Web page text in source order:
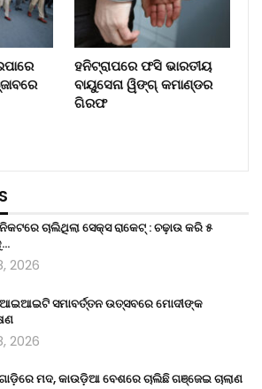
ହନିଟ୍ରାପରେ ଫସି ଭାରତୀୟ
ବାୟୁସେନା ୱିଙ୍ଗ୍ କମାଣ୍ଡର
ଗିରଫ
ନିକଟରେ ଚାଲିଥିଲା ସେକ୍ସ ରାକେଟ୍ : ଚଢ଼ାଉ କରି ୫
2026
ସମାବର୍ତ୍ତନ ଉତ୍ସବରେ ମୋଦୀଙ୍କ
2026
ମଦ, କାଉଡ଼ିଆ ବେଶରେ ଚାଲିଛି ଗଞ୍ଜେଇ ଚାଲାଣ